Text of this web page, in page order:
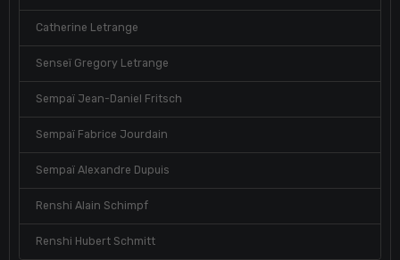
Catherine Letrange
Senseï Gregory Letrange
Sempaï Jean-Daniel Fritsch
Sempaï Fabrice Jourdain
Sempaï Alexandre Dupuis
Renshi Alain Schimpf
Renshi Hubert Schmitt